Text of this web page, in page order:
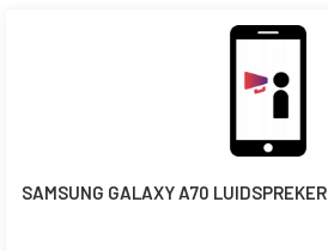
SAMSUNG GALAXY A70 LUIDSPREKER